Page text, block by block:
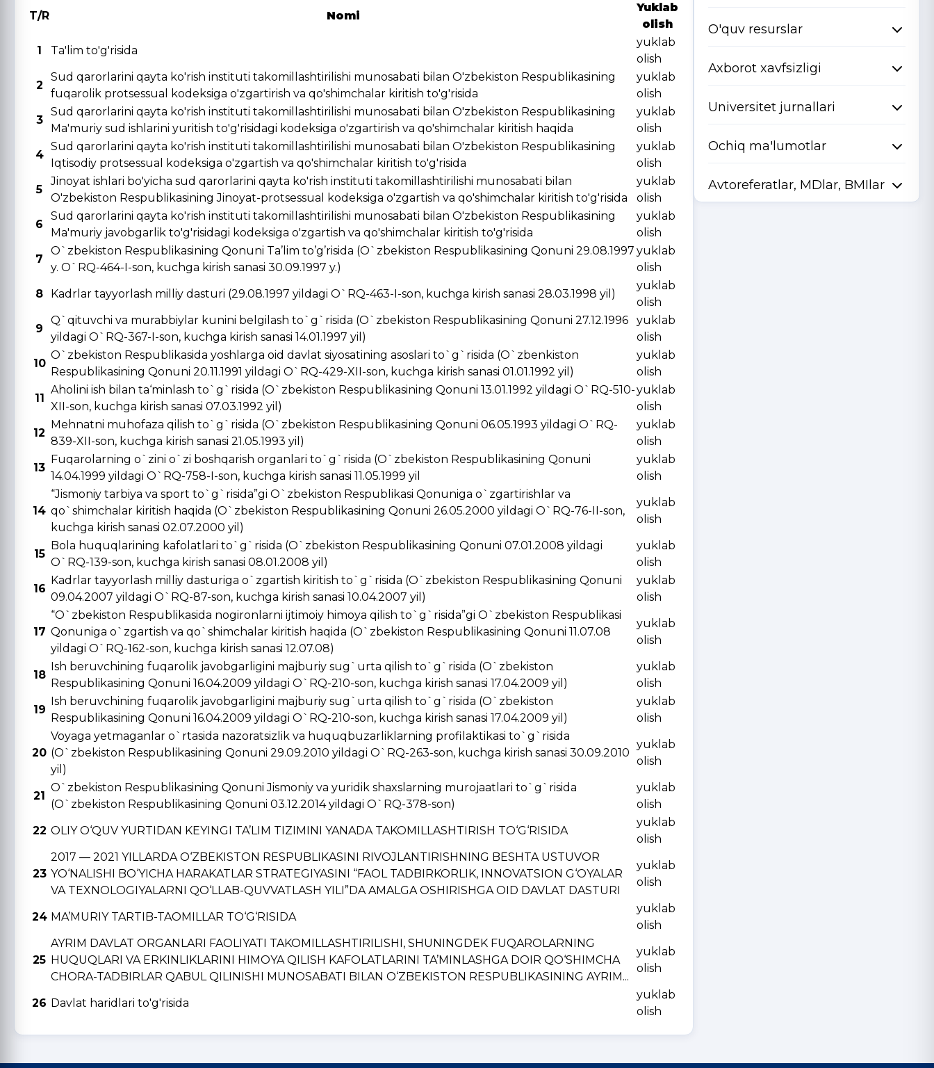
T/R Nomi
Yuklab
olish
1
Ta'lim to'g'risida
yuklab
olish
2
Sud qarorlarini qayta ko'rish instituti takomillashtirilishi munosabati bilan O'zbekiston Respublikasining
fuqarolik protsessual kodeksiga o'zgartirish va qo'shimchalar kiritish to'g'risida
yuklab
olish
3
Sud qarorlarini qayta ko'rish instituti takomillashtirilishi munosabati bilan O'zbekiston Respublikasining
Ma'muriy sud ishlarini yuritish to'g'risidagi kodeksiga o'zgartirish va qo'shimchalar kiritish haqida
yuklab
olish
4
Sud qarorlarini qayta ko'rish instituti takomillashtirilishi munosabati bilan O'zbekiston Respublikasining
Iqtisodiy protsessual kodeksiga o'zgartish va qo'shimchalar kiritish to'g'risida
yuklab
olish
5
Jinoyat ishlari bo'yicha sud qarorlarini qayta ko'rish instituti takomillashtirilishi munosabati bilan
O'zbekiston Respublikasining Jinoyat-protsessual kodeksiga o'zgartish va qo'shimchalar kiritish to'g'risida
yuklab
olish
6
Sud qarorlarini qayta ko'rish instituti takomillashtirilishi munosabati bilan O'zbekiston Respublikasining
Ma'muriy javobgarlik to'g'risidagi kodeksiga o'zgartish va qo'shimchalar kiritish to'g'risida
yuklab
olish
7
O`zbekiston Respublikasining Qonuni Ta’lim to’g’risida (O`zbekiston Respublikasining Qonuni 29.08.1997
y. O`RQ-464-I-son, kuchga kirish sanasi 30.09.1997 y.)
yuklab
olish
8
Kadrlar tayyorlash milliy dasturi (29.08.1997 yildagi O`RQ-463-I-son, kuchga kirish sanasi 28.03.1998 yil)
yuklab
olish
9
Q`qituvchi va murabbiylar kunini belgilash to`g`risida (O`zbekiston Respublikasining Qonuni 27.12.1996
yildagi O`RQ-367-I-son, kuchga kirish sanasi 14.01.1997 yil)
yuklab
olish
10
O`zbekiston Respublikasida yoshlarga oid davlat siyosatining asoslari to`g`risida (O`zbenkiston
Respublikasining Qonuni 20.11.1991 yildagi O`RQ-429-XII-son, kuchga kirish sanasi 01.01.1992 yil)
yuklab
olish
11
Aholini ish bilan ta‘minlash to`g`risida (O`zbekiston Respublikasining Qonuni 13.01.1992 yildagi O`RQ-510-
XII-son, kuchga kirish sanasi 07.03.1992 yil)
yuklab
olish
12
Mehnatni muhofaza qilish to`g`risida (O`zbekiston Respublikasining Qonuni 06.05.1993 yildagi O`RQ-
839-XII-son, kuchga kirish sanasi 21.05.1993 yil)
yuklab
olish
13
Fuqarolarning o`zini o`zi boshqarish organlari to`g`risida (O`zbekiston Respublikasining Qonuni
14.04.1999 yildagi O`RQ-758-I-son, kuchga kirish sanasi 11.05.1999 yil
yuklab
olish
14
“Jismoniy tarbiya va sport to`g`risida”gi O`zbekiston Respublikasi Qonuniga o`zgartirishlar va
qo`shimchalar kiritish haqida (O`zbekiston Respublikasining Qonuni 26.05.2000 yildagi O`RQ-76-II-son,
kuchga kirish sanasi 02.07.2000 yil)
yuklab
olish
15
Bola huquqlarining kafolatlari to`g`risida (O`zbekiston Respublikasining Qonuni 07.01.2008 yildagi
O`RQ-139-son, kuchga kirish sanasi 08.01.2008 yil)
yuklab
olish
16
Kadrlar tayyorlash milliy dasturiga o`zgartish kiritish to`g`risida (O`zbekiston Respublikasining Qonuni
09.04.2007 yildagi O`RQ-87-son, kuchga kirish sanasi 10.04.2007 yil)
yuklab
olish
17
“O`zbekiston Respublikasida nogironlarni ijtimoiy himoya qilish to`g`risida”gi O`zbekiston Respublikasi
Qonuniga o`zgartish va qo`shimchalar kiritish haqida (O`zbekiston Respublikasining Qonuni 11.07.08
yildagi O`RQ-162-son, kuchga kirish sanasi 12.07.08)
yuklab
olish
18
Ish beruvchining fuqarolik javobgarligini majburiy sug`urta qilish to`g`risida (O`zbekiston
Respublikasining Qonuni 16.04.2009 yildagi O`RQ-210-son, kuchga kirish sanasi 17.04.2009 yil)
yuklab
olish
19
Ish beruvchining fuqarolik javobgarligini majburiy sug`urta qilish to`g`risida (O`zbekiston
Respublikasining Qonuni 16.04.2009 yildagi O`RQ-210-son, kuchga kirish sanasi 17.04.2009 yil)
yuklab
olish
20
Voyaga yetmaganlar o`rtasida nazoratsizlik va huquqbuzarliklarning profilaktikasi to`g`risida
(O`zbekiston Respublikasining Qonuni 29.09.2010 yildagi O`RQ-263-son, kuchga kirish sanasi 30.09.2010
yil)
yuklab
olish
21
O`zbekiston Respublikasining Qonuni Jismoniy va yuridik shaxslarning murojaatlari to`g`risida
(O`zbekiston Respublikasining Qonuni 03.12.2014 yildagi O`RQ-378-son)
yuklab
olish
22 OLIY O‘QUV YURTIDAN KЕYINGI TA’LIM TIZIMINI YANADA TAKOMILLASHTIRISH TO‘G‘RISIDA
yuklab
olish
23
2017 — 2021 YILLARDA O‘ZBЕKISTON RЕSPUBLIKASINI RIVOJLANTIRISHNING BЕSHTA USTUVOR
YO‘NALISHI BO‘YICHA HARAKATLAR STRATЕGIYASINI “FAOL TADBIRKORLIK, INNOVATSION G‘OYALAR
VA TЕXNOLOGIYALARNI QO‘LLAB-QUVVATLASH YILI”DA AMALGA OSHIRISHGA OID DAVLAT DASTURI
yuklab
olish
24 MA’MURIY TARTIB-TAOMILLAR TO‘G‘RISIDA
yuklab
olish
25
AYRIM DAVLAT ORGANLARI FAOLIYATI TAKOMILLASHTIRILISHI, SHUNINGDЕK FUQAROLARNING
HUQUQLARI VA ERKINLIKLARINI HIMOYA QILISH KAFOLATLARINI TA’MINLASHGA DOIR QO‘SHIMCHA
CHORA-TADBIRLAR QABUL QILINISHI MUNOSABATI BILAN O‘ZBЕKISTON RЕSPUBLIKASINING AYRIM...
yuklab
olish
26 Davlat haridlari to'g'risida
yuklab
olish
O'quv resurslar
Axborot xavfsizligi
Universitet jurnallari
Ochiq ma'lumotlar
Avtoreferatlar, MDlar, BMIlar